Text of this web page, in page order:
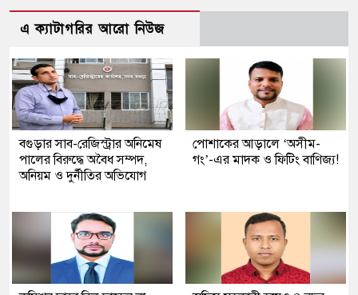
এ ক্যাটাগরির আরো নিউজ
বগুড়ার সাব-রেজিস্ট্রার অনিমেষ
পালের বিরুদ্ধে অবৈধ সম্পদ,
অনিয়ম ও দুর্নীতির অভিযোগ
পোশাকের আড়ালে ‘অসীম-
গং’-এর মাদক ও ফিটিং বাণিজ্য!